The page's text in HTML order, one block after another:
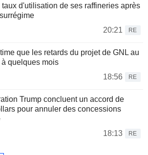
taux d'utilisation de ses raffineries après
20:21
RE
que les retards du projet de GNL au
quelques mois
18:56
RE
Trump concluent un accord de
pour annuler des concessions
18:13
RE